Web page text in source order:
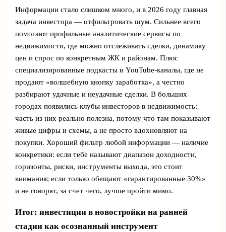
Информации стало слишком много, и в 2026 году главная
задача инвестора — отфильтровать шум. Сильнее всего
помогают профильные аналитические сервисы по
недвижимости, где можно отслеживать сделки, динамику
цен и спрос по конкретным ЖК и районам. Плюс
специализированные подкасты и YouTube-каналы, где не
продают «волшебную кнопку заработка», а честно
разбирают удачные и неудачные сделки. В больших
городах появились клубы инвесторов в недвижимость:
часть из них реально полезна, потому что там показывают
живые цифры и схемы, а не просто вдохновляют на
покупки. Хороший фильтр любой информации — наличие
конкретики: если тебе называют диапазон доходности,
горизонты, риски, инструменты выхода, это стоит
внимания; если только обещают «гарантированные 30%»
и не говорят, за счет чего, лучше пройти мимо.
Итог: инвестиции в новостройки на ранней
стадии как осознанный инструмент